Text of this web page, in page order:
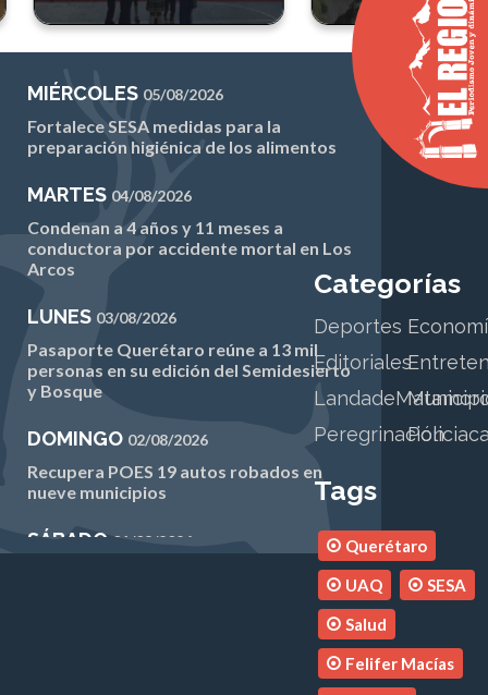
MIÉRCOLES 05/08/2026
Fortalece SESA medidas para la
preparación higiénica de los alimentos
MARTES 04/08/2026
Condenan a 4 años y 11 meses a
conductora por accidente mortal en Los
Arcos
LUNES 03/08/2026
Pasaporte Querétaro reúne a 13 mil
personas en su edición del Semidesierto
y Bosque
DOMINGO 02/08/2026
Recupera POES 19 autos robados en
nueve municipios
SÁBADO 01/08/2026
Eli Olvera y Jair Miquel arrancan entrega
INE Querétaro continúa avanzando en la
Categorías
Deportes
Editoriales
Peregrinación
Tags
Querétaro
UAQ
SESA
Salud
Felifer Macías